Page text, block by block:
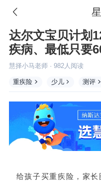

达尔文宝贝计划
疾病、最低只要
慧择小马老师· 982人阅读
重疾险 少儿 测评
给孩子买重疾险，家长